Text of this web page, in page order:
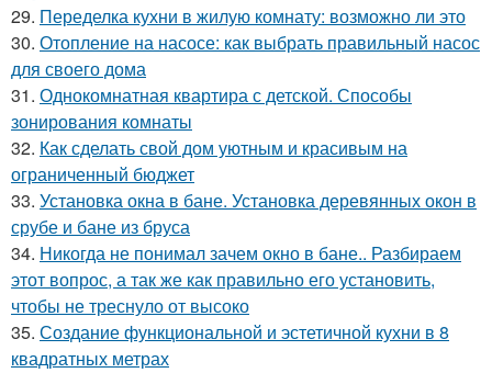
29. Переделка кухни в жилую комнату: возможно ли это
30. Отопление на насосе: как выбрать правильный насос
для своего дома
31. Однокомнатная квартира с детской. Способы
зонирования комнаты
32. Как сделать свой дом уютным и красивым на
ограниченный бюджет
33. Установка окна в бане. Установка деревянных окон в
срубе и бане из бруса
34. Никогда не понимал зачем окно в бане.. Разбираем
этот вопрос, а так же как правильно его установить,
чтобы не треснуло от высоко
35. Создание функциональной и эстетичной кухни в 8
квадратных метрах